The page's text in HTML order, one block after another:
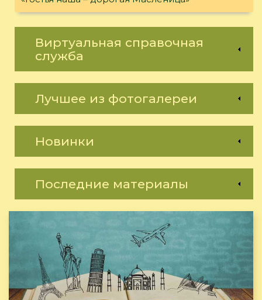
Виртуальная справочная
служба
Лучшее из фотогалереи
Новинки
Последние материалы